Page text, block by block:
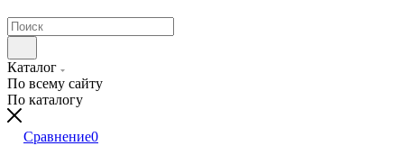
Каталог
По всему сайту
По каталогу
Сравнение0